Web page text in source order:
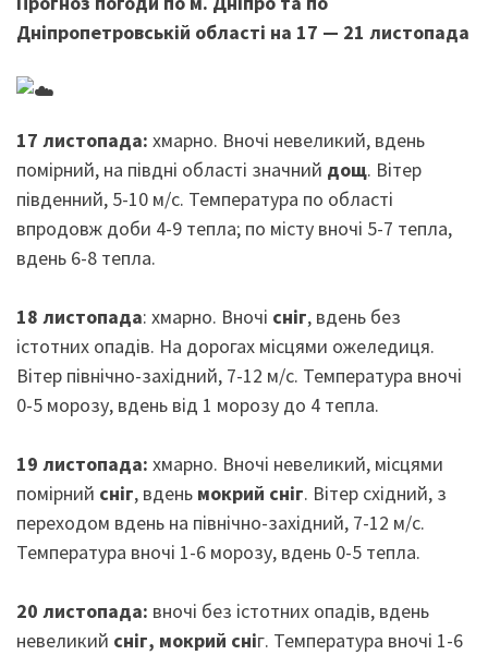
Дніпропетровській області на 17 — 21 листопада
17 листопада: хмарно. Вночі невеликий, вдень
помірний, на півдні області значний дощ. Вітер
південний, 5-10 м/с. Температура по області
впродовж доби 4-9 тепла; по місту вночі 5-7 тепла,
вдень 6-8 тепла.
18 листопада: хмарно. Вночі сніг, вдень без
істотних опадів. На дорогах місцями ожеледиця.
Вітер північно-західний, 7-12 м/с. Температура вночі
0-5 морозу, вдень від 1 морозу до 4 тепла.
19 листопада: хмарно. Вночі невеликий, місцями
помірний сніг, вдень мокрий сніг. Вітер східний, з
переходом вдень на північно-західний, 7-12 м/с.
Температура вночі 1-6 морозу, вдень 0-5 тепла.
20 листопада: вночі без істотних опадів, вдень
невеликий сніг, мокрий сніг. Температура вночі 1-6